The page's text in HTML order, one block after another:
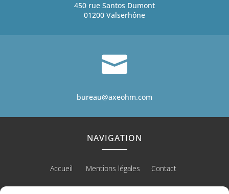
450 rue Santos Dumont
01200 Valserhône

bureau@axeohm.com
NAVIGATION
Accueil Mentions légales Contact